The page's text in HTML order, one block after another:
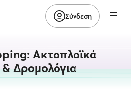
Σύνδεση
Ακτοπλοϊκά
& Δρομολόγια